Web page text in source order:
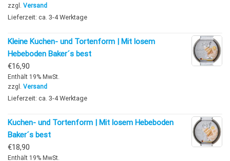
zzgl. Versand
Lieferzeit: ca. 3-4 Werktage
Kleine Kuchen- und Tortenform | Mit losem
Hebeboden Baker´s best
€16,90
Enthält 19% MwSt.
zzgl. Versand
Lieferzeit: ca. 3-4 Werktage
Kuchen- und Tortenform | Mit losem Hebeboden
Baker´s best
€18,90
Enthält 19% MwSt.